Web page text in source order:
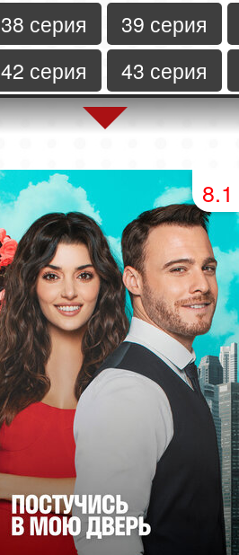
38 серия
39 серия
42 серия
43 серия
46 серия
47 серия
50 серия
51 серия
54 серия
55 серия
58 серия
59 серия
8.1